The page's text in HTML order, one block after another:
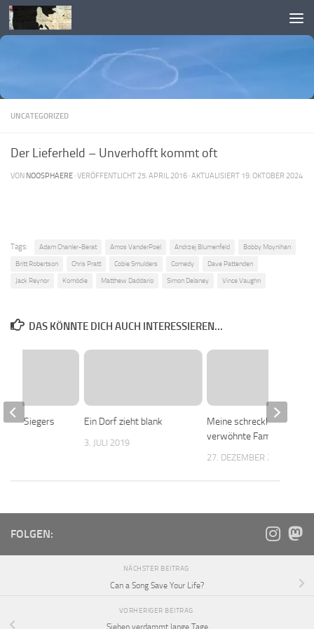
Skip to content
UNCATEGORIZED
Der Lieferheld – Unverhofft kommt oft
VON NOOSPHAERE · VERÖFFENTLICHT 25. APRIL 2016 · AKTUALISIERT 19. OKTOBER 2024
Tags: Adam Chanler-Berat Amos VanderPoel Andrzej Blumenfeld Bobby Moynihan
Britt Robertson Chris Pratt Cobie Smulders Comedy Dave Pattenden
Jack Reynor Komödie Matthew Daddario Simon Delaney Vince Vaughn
DAS KÖNNTE DICH AUCH INTERESSIEREN...
Ein Dorf zieht blank
3. JULI 2019
Meine schrecklich
verwöhnte Familie
27. DEZEMBER 2022
des Siegers
FOLGEN:
NÄCHSTER BEITRAG
Can a Song Save Your Life?
VORHERIGER BEITRAG